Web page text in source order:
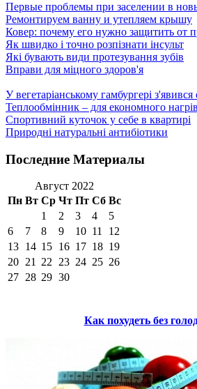
Первые проблемы при заселении в
Ремонтируем ванну и утепляем крышу
Ковер: почему его нужно защитить от
Як швидко і точно розпізнати інсульт
Які бувають види протезування зубів
Вправи для міцного здоров'я
У вегетаріанському гамбургері
Теплообмінник – для економного
Спортивний куточок у себе в квартирі
Природні натуральні антибіотики
Последние Материалы
Август 2022
Пн Вт Ср Чт Пт Сб Вс
1
2 3 4
5
6
7 8 9 10 11
12
13 14 15 16 17 18 19
20 21 22 23 24 25 26
27 28 29 30
Как похудеть без